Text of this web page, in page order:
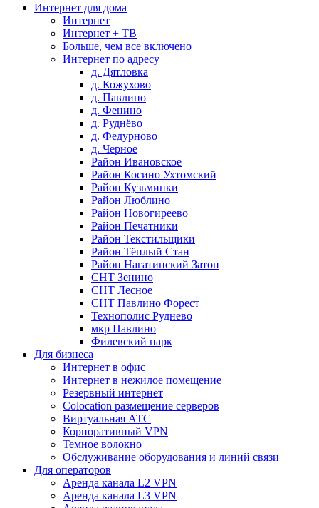
Интернет для дома
Интернет
Интернет + ТВ
Больше, чем все включено
Интернет по адресу
д. Дятловка
д. Кожухово
д. Павлино
д. Фенино
д. Руднёво
д. Федурново
д. Черное
Район Ивановское
Район Косино Ухтомский
Район Кузьминки
Район Люблино
Район Новогиреево
Район Печатники
Район Текстильщики
Район Тёплый Стан
Район Нагатинский Затон
СНТ Зенино
СНТ Лесное
СНТ Павлино Форест
Технополис Руднево
мкр Павлино
Филевский парк
Для бизнеса
Интернет в офис
Интернет в нежилое помещение
Резервный интернет
Colocation размещение серверов
Виртуальная АТС
Корпоративный VPN
Темное волокно
Обслуживание оборудования и линий связи
Для операторов
Аренда канала L2 VPN
Аренда канала L3 VPN